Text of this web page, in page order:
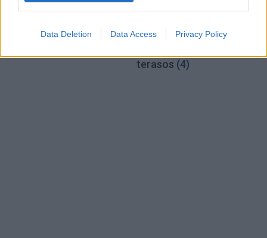
Data Deletion Data Access Privacy Policy
Pirmoji atkurtos
premjerė atgulė amžinojo
Statybos inspekcija
dar vieną pažeidimą:
terasos (4)